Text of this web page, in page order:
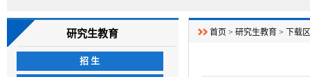
研究生教育
招 生
首页 > 研究生教育 > 下载区